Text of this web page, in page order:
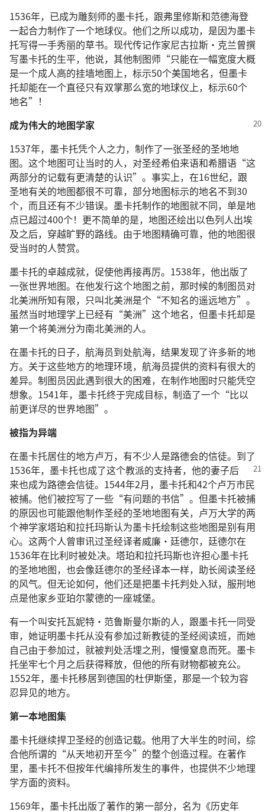
1536年，已成为雕刻师的墨卡托，跟弗里修斯和范德海登
一起合力制作了一个地球仪。他们之所以成功，是因为墨卡
托写得一手秀丽的草书。现代传记作家尼古拉斯·克兰曾撰
写墨卡托的生平，他说，其他制图师“只能在一幅宽度大概
是一个成人高的挂墙地图上，标示50个美国地名，但墨卡
托却能在一个直径只有双掌那么宽的地球仪上，标示60个
地名”！
成为伟大的地图学家
1537年，墨卡托凭个人之力，制作了一张圣经的圣地地
图。这个地图可让当时的人，对圣经希伯来语和希腊语“这
两部分的记载有更清楚的认识”。事实上，在16世纪，跟
圣地有关的地图都很不可靠，部分地图标示的地名不到30
个，而且还有不少错误。墨卡托制作的地图就不同，单是地
点已超过400个！更不简单的是，地图还绘出以色列人出埃
及之后，穿越旷野的路线。由于地图精确可靠，他的地图很
受当时的人赞赏。
墨卡托的卓越成就，促使他再接再厉。1538年，他出版了
一张世界地图。在他发行这个地图之前，那时候的制图员对
北美洲所知有限，只叫北美洲是个“不知名的遥远地方”。
虽然当时地理学上已经有“美洲”这个地名，但墨卡托却是
第一个将美洲分为南北美洲的人。
在墨卡托的日子，航海员到处航海，结果发现了许多新的地
方。关于这些地方的地理环境，航海员提供的资料有很大的
差异。制图员因此遇到很大的困难，在制作地图时只能凭空
想象。1541年，墨卡托终于完成目标，制造了一个“比以
前更详尽的世界地图”。
被指为异端
在墨卡托居住的地方卢万，有不少人是路德会的信徒。到了
1536年，墨卡托也成了这个教派的支持者，他的妻子后
来也成为路德会信徒。1544年2月，墨卡托和42个卢万市民
被捕。他们被控写了一些“有问题的书信”。但墨卡托被捕
的原因也可能跟他制作圣经的圣地地图有关，卢万大学的两
个神学家塔珀和拉托玛斯认为墨卡托绘制这些地图是别有用
心。这两个人曾审讯过圣经译者威廉·廷德尔，廷德尔在
1536年在比利时被处决。塔珀和拉托玛斯也许担心墨卡托
的圣地地图，也会像廷德尔的圣经译本一样，助长阅读圣经
的风气。但无论如何，他们还是把墨卡托判处入狱，服刑地
点是他家乡亚珀尔蒙德的一座城堡。
有一个叫安托瓦妮特·范鲁斯曼尔斯的人，跟墨卡托一同受
审，她证明墨卡托从没有参加过新教徒的圣经阅读班，而她
自己由于参加过，就被判处活埋之刑，慢慢窒息而死。墨卡
托坐牢七个月之后获得释放，但他的所有财物都被充公。
1552年，墨卡托移居到德国的杜伊斯堡，那是一个较为容
忍异见的地方。
第一本地图集
墨卡托继续捍卫圣经的创造记载。他用了大半生的时间，综
合他所谓的“从天地初开至今”的整个创造过程。在著作
里，墨卡托不但按年代编排所发生的事件，也提供不少地理
学方面的资料。
1569年，墨卡托出版了著作的第一部分，名为《历史年